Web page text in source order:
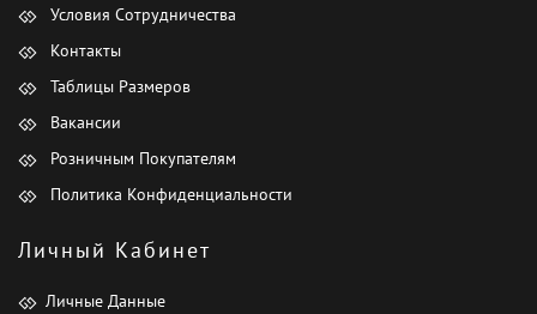
Условия Сотрудничества
Контакты
Таблицы Размеров
Вакансии
Розничным Покупателям
Политика Конфиденциальности
Личный Кабинет
Личные Данные